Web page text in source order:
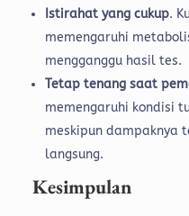
Istirahat yang cukup.
memengaruhi
mengganggu hasil tes.
Tetap tenang saat
memengaruhi kondisi
meskipun dampaknya
langsung.
Kesimpulan